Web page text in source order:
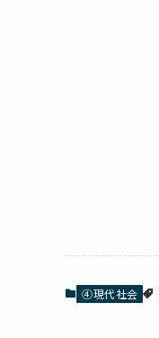
④現代社会